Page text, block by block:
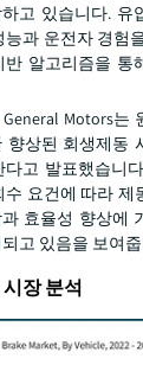
고 있습니다. 유
과 운전자 경험
반 알고리즘을 통
Motors는
향상된 회생제동
다고 발표했습니
요건에 따라 제
효율성 향상에
고 있음을 보여
장 분석